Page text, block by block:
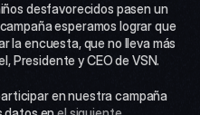
desfavorecidos pasen un
esperamos lograr que
la encuesta, que no lleva más
Presidente y CEO de VSN.
en nuestra campaña